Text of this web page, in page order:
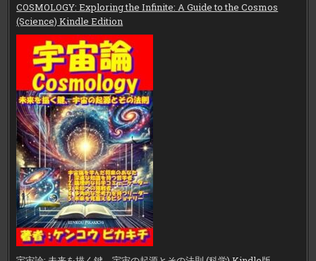
COSMOLOGY: Exploring the Infinite: A Guide to the Cosmos
(Science) Kindle Edition